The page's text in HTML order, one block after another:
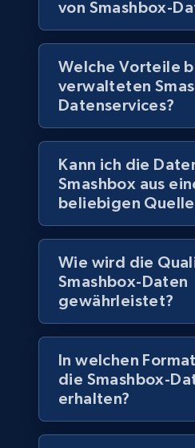
Companies information
URL, ID lc, Name lc,
lc, Followers lc, Employees
lc, and more.
Business Angereichert
6.3K+ 539+
Walmart - products
URL, Final price, Sku,
Specifications, Image urls,
more.
eCommerce
5.6K+
von Smashbox-
Welche Vorteile
verwalteten
Datenservices?
Kann ich die
Smashbox aus
beliebigen
Wie wird die
Smashbox-Daten
gewährleistet?
In welchen
die Smashbox-
erhalten?